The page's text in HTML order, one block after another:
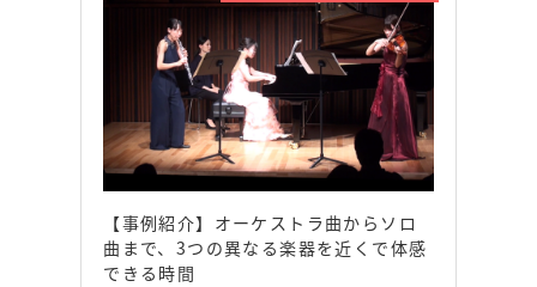
【事例紹介】オーケストラ曲からソロ
曲まで、3つの異なる楽器を近くで体感
できる時間